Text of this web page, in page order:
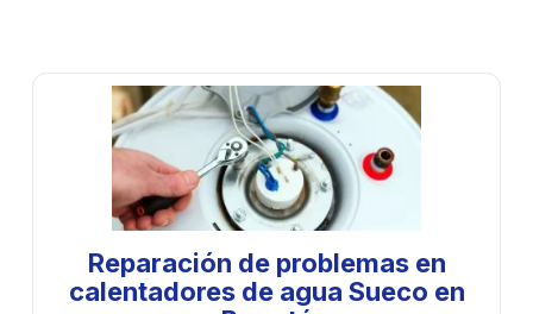
Reparación de problemas en
calentadores de agua Sueco en